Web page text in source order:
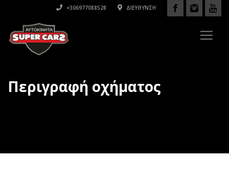
+306977088528 ΔΙΕΎΘΥΝΣΗ
Περιγραφή οχήματος